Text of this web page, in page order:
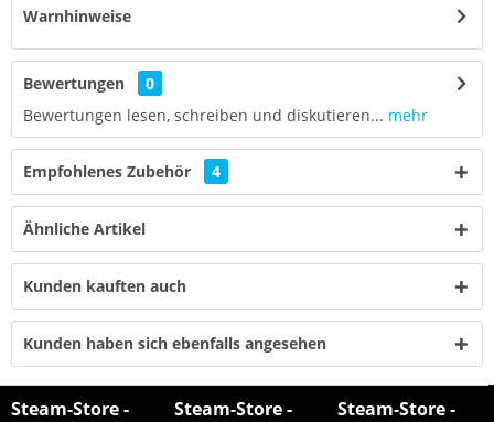
Warnhinweise
Bewertungen
0
Bewertungen lesen, schreiben und diskutieren... mehr
Empfohlenes Zubehör 4
Ähnliche Artikel
Kunden kauften auch
Kunden haben sich ebenfalls angesehen
Steam-Store -
Steam-Store -
Steam-Store -